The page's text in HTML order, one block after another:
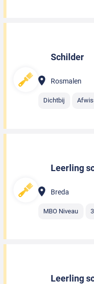
Schilder
Rosmalen
Dichtbij
Leerling
Breda
MBO Niveau
Leerling